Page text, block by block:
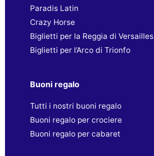
Paradis Latin
Crazy Horse
Biglietti per la Reggia di Versailles
Biglietti per l’Arco di Trionfo
Buoni regalo
Tutti i nostri buoni regalo
Buoni regalo per crociere
Buoni regalo per cabaret